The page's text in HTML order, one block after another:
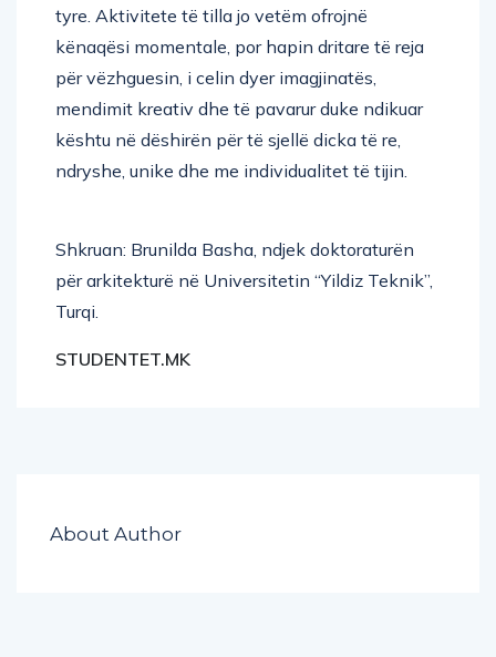
tyre. Aktivitete të tilla jo vetëm ofrojnë
kënaqësi momentale, por hapin dritare të reja
për vëzhguesin, i celin dyer imagjinatës,
mendimit kreativ dhe të pavarur duke ndikuar
kështu në dëshirën për të sjellë dicka të re,
ndryshe, unike dhe me individualitet të tijin.
Shkruan: Brunilda Basha, ndjek doktoraturën
për arkitekturë në Universitetin “Yildiz Teknik”,
Turqi.
STUDENTET.MK
About Author